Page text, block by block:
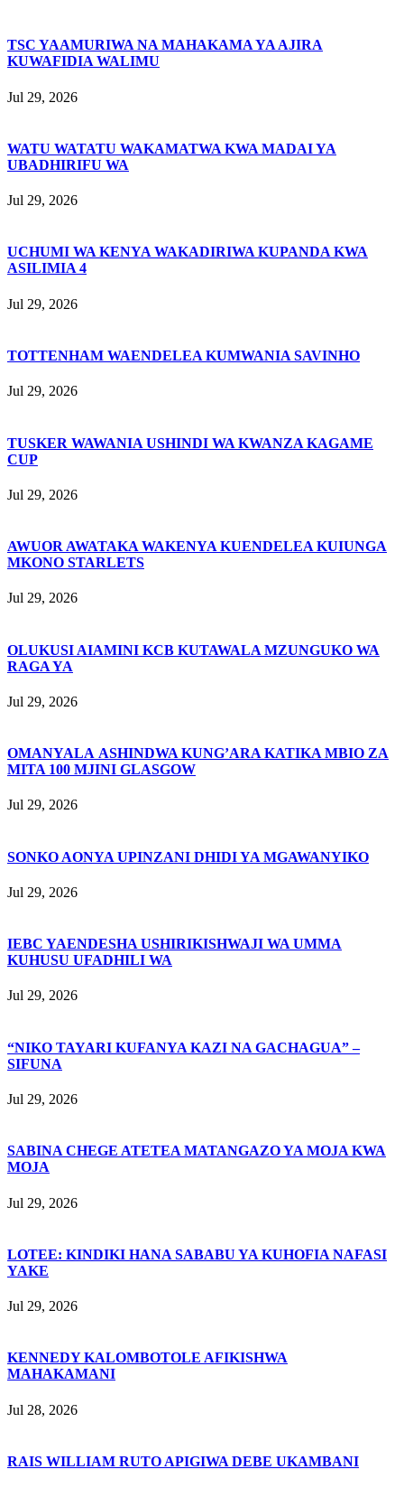
TSC YAAMURIWA NA MAHAKAMA YA AJIRA
KUWAFIDIA WALIMU
Jul 29, 2026
WATU WATATU WAKAMATWA KWA MADAI YA
UBADHIRIFU WA
Jul 29, 2026
UCHUMI WA KENYA WAKADIRIWA KUPANDA KWA
ASILIMIA 4
Jul 29, 2026
TOTTENHAM WAENDELEA KUMWANIA SAVINHO
Jul 29, 2026
TUSKER WAWANIA USHINDI WA KWANZA KAGAME
CUP
Jul 29, 2026
AWUOR AWATAKA WAKENYA KUENDELEA KUIUNGA
MKONO STARLETS
Jul 29, 2026
OLUKUSI AIAMINI KCB KUTAWALA MZUNGUKO WA
RAGA YA
Jul 29, 2026
OMANYALA ASHINDWA KUNG’ARA KATIKA MBIO ZA
MITA 100 MJINI GLASGOW
Jul 29, 2026
SONKO AONYA UPINZANI DHIDI YA MGAWANYIKO
Jul 29, 2026
IEBC YAENDESHA USHIRIKISHWAJI WA UMMA
KUHUSU UFADHILI WA
Jul 29, 2026
“NIKO TAYARI KUFANYA KAZI NA GACHAGUA” –
SIFUNA
Jul 29, 2026
SABINA CHEGE ATETEA MATANGAZO YA MOJA KWA
MOJA
Jul 29, 2026
LOTEE: KINDIKI HANA SABABU YA KUHOFIA NAFASI
YAKE
Jul 29, 2026
KENNEDY KALOMBOTOLE AFIKISHWA
MAHAKAMANI
Jul 28, 2026
RAIS WILLIAM RUTO APIGIWA DEBE UKAMBANI